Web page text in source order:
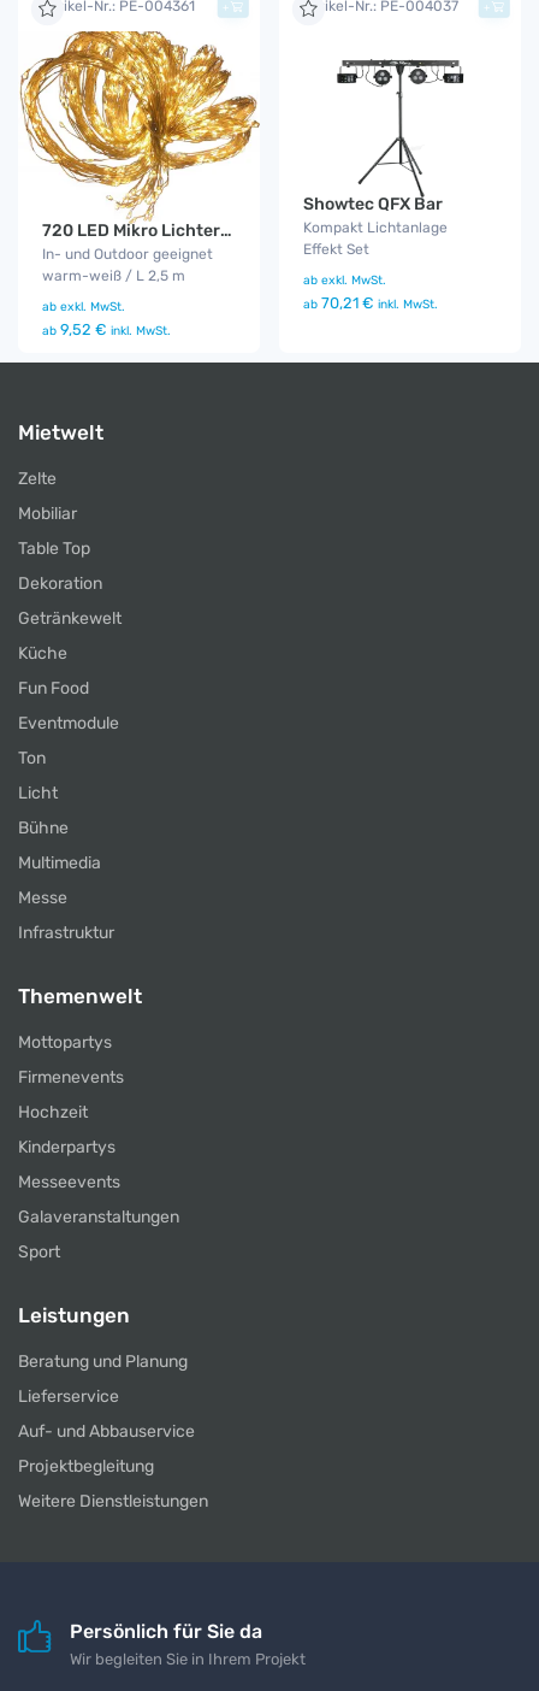
Artikel-Nr.: PE-004361
720 LED Mikro Lichterbündel
In- und Outdoor geeignet
warm-weiß / L 2,5 m
ab exkl. MwSt.
ab 9,52 € inkl. MwSt.
+ Artikel-Nr.: PE-004037
Showtec QFX Bar
Kompakt Lichtanlage
Effekt Set
ab exkl. MwSt.
ab 70,21 € inkl. MwSt.
+
Mietwelt
Zelte
Mobiliar
Table Top
Dekoration
Getränkewelt
Küche
Fun Food
Eventmodule
Ton
Licht
Bühne
Multimedia
Messe
Infrastruktur
Themenwelt
Mottopartys
Firmenevents
Hochzeit
Kinderpartys
Messeevents
Galaveranstaltungen
Sport
Leistungen
Beratung und Planung
Lieferservice
Auf- und Abbauservice
Projektbegleitung
Weitere Dienstleistungen
Persönlich für Sie da
Wir begleiten Sie in Ihrem Projekt